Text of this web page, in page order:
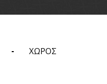
ΧΩΡΟΣ